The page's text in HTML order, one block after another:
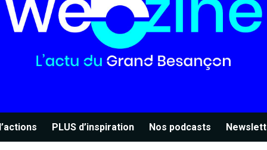
PLUS d’inspiration Nos podcasts